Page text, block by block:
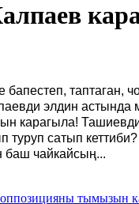
таптаган,
элдин
карагыла!
туруп сатып
баш чайкайсың...